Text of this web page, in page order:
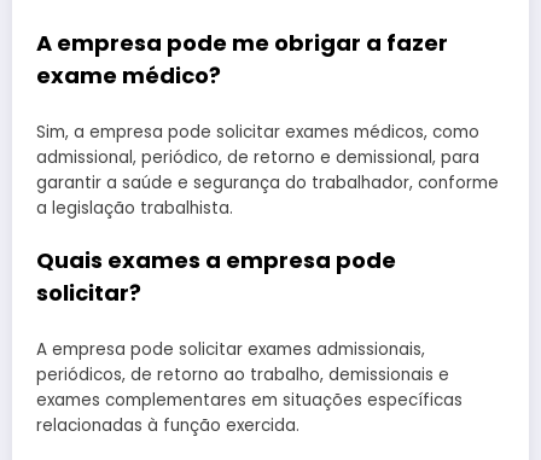
A empresa pode me obrigar a fazer
exame médico?
Sim, a empresa pode solicitar exames médicos, como
admissional, periódico, de retorno e demissional, para
garantir a saúde e segurança do trabalhador, conforme
a legislação trabalhista.
Quais exames a empresa pode
solicitar?
A empresa pode solicitar exames admissionais,
periódicos, de retorno ao trabalho, demissionais e
exames complementares em situações específicas
relacionadas à função exercida.